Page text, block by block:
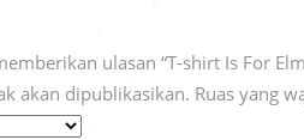
ulasan “T-shirt Is For
akan dipublikasikan. Ruas yang